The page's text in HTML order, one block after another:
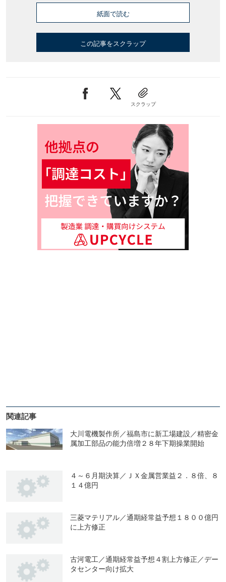
紙面で読む
この記事をスクラップ
スクラップ
関連記事
大川電機製作所／福島市に新工場建設／精密金
属加工部品の能力倍増２８年下期操業開始
４～６月期決算／ＪＸ金属営業益２．８倍、８
１４億円
三菱マテリアル／通期経常益予想１８００億円
に上方修正
古河電工／通期経常益予想４割上方修正／デー
タセンター向け拡大